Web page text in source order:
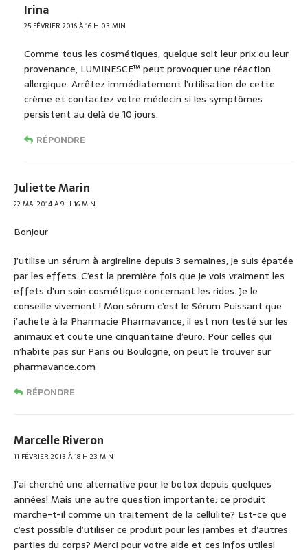
Irina
25 FÉVRIER 2016 À 16 H 03 MIN
Comme tous les cosmétiques, quelque soit leur prix ou leur
provenance, LUMINESCE™ peut provoquer une réaction
allergique. Arrêtez immédiatement l’utilisation de cette
crème et contactez votre médecin si les symptômes
persistent au delà de 10 jours.
RÉPONDRE
Juliette Marin
22 MAI 2014 À 9 H 16 MIN
Bonjour
J’utilise un sérum à argireline depuis 3 semaines, je suis épatée
par les effets. C’est la première fois que je vois vraiment les
effets d’un soin cosmétique concernant les rides. Je le
conseille vivement ! Mon sérum c’est le Sérum Puissant que
j’achete à la Pharmacie Pharmavance, il est non testé sur les
animaux et coute une cinquantaine d’euro. Pour celles qui
n’habite pas sur Paris ou Boulogne, on peut le trouver sur
pharmavance.com
RÉPONDRE
Marcelle Riveron
11 FÉVRIER 2013 À 18 H 23 MIN
J’ai cherché une alternative pour le botox depuis quelques
années! Mais une autre question importante: ce produit
marche-t-il comme un traitement de la cellulite? Est-ce que
c’est possible d’utiliser ce produit pour les jambes et d’autres
parties du corps? Merci pour votre aide et ces infos utiles!